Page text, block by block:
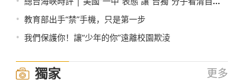
• 教育部出手“禁”手機，只是第一步
• 我們保護你！讓“少年的你”遠離校園欺淩
獨家 更多